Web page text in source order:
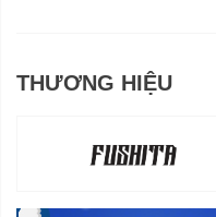
THƯƠNG HIỆU